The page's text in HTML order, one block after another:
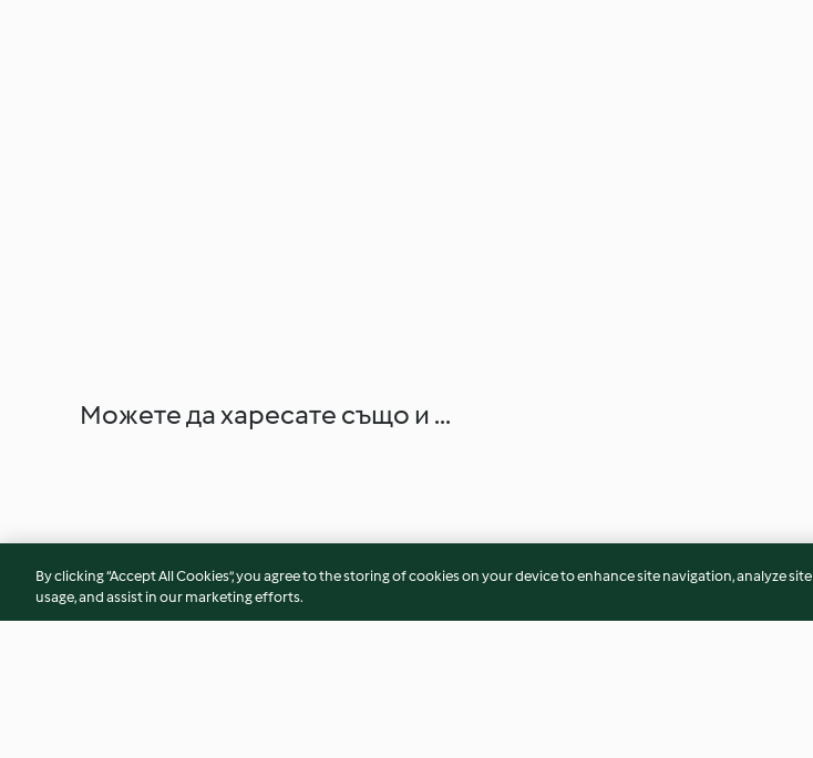
Можете да харесате също и ...
By clicking “Accept All Cookies”, you agree to the storing of cookies on your device to enhance site navigation, analyze site
usage, and assist in our marketing efforts.